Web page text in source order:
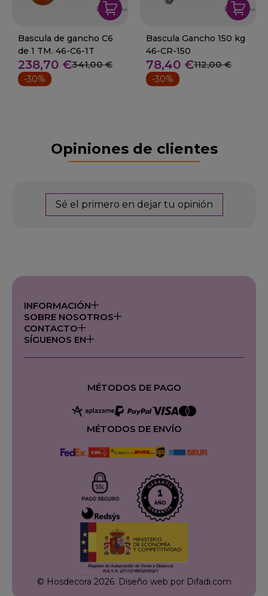
Bascula de gancho C6
de 1 TM. 46-C6-1T
238,70 €341,00 €
-30%
Bascula Gancho 150 kg
46-CR-150
78,40 €112,00 €
-30%
Opiniones de clientes
Sé el primero en dejar tu opinión
INFORMACIÓN
SOBRE NOSOTROS
CONTACTO
SÍGUENOS EN
MÉTODOS DE PAGO
MÉTODOS DE ENVÍO
© Hosdecora 2026. Diseño web por Difadi.com